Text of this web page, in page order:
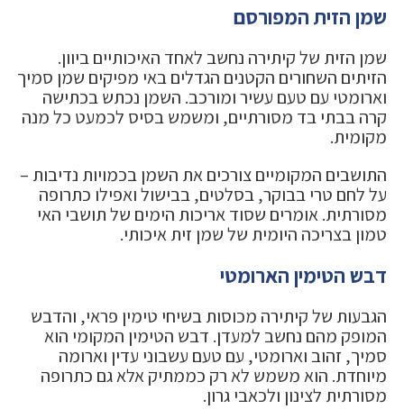
שמן הזית המפורסם
שמן הזית של קיתירה נחשב לאחד האיכותיים ביוון.
הזיתים השחורים הקטנים הגדלים באי מפיקים שמן סמיך
וארומטי עם טעם עשיר ומורכב. השמן נכתש בכתישה
קרה בבתי בד מסורתיים, ומשמש בסיס לכמעט כל מנה
מקומית.
התושבים המקומיים צורכים את השמן בכמויות נדיבות –
על לחם טרי בבוקר, בסלטים, בבישול ואפילו כתרופה
מסורתית. אומרים שסוד אריכות הימים של תושבי האי
טמון בצריכה היומית של שמן זית איכותי.
דבש הטימין הארומטי
הגבעות של קיתירה מכוסות בשיחי טימין פראי, והדבש
המופק מהם נחשב למעדן. דבש הטימין המקומי הוא
סמיך, זהוב וארומטי, עם טעם עשבוני עדין וארומה
מיוחדת. הוא משמש לא רק כממתיק אלא גם כתרופה
מסורתית לצינון ולכאבי גרון.